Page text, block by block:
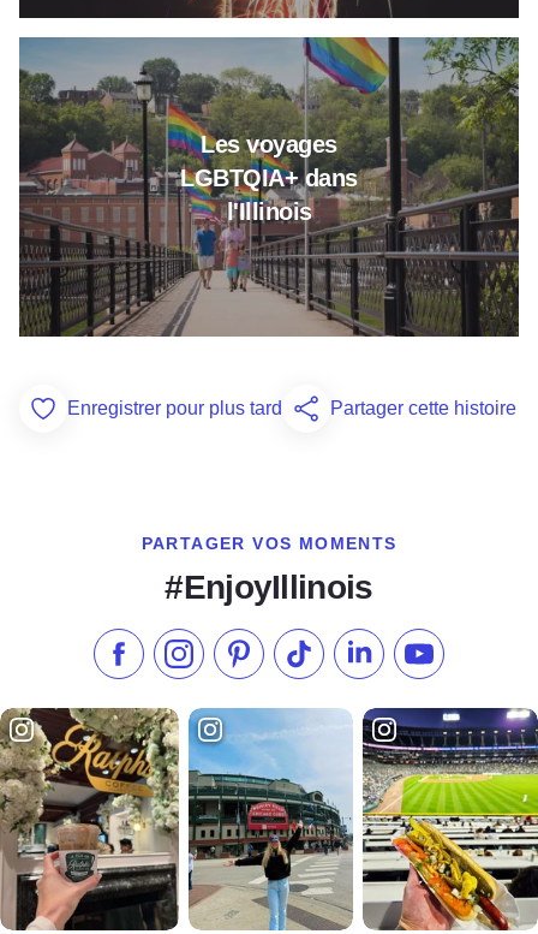
Les voyages
LGBTQIA+ dans
l'Illinois
En savoir plus sur Les
Add to Favorites
Enregistrer pour plus tard Partager cette histoire
PARTAGER VOS MOMENTS
#EnjoyIllinois
Aimez-nous sur Facebook
Suivez-nous sur Instagram
Consultez notre Pinterest
Suivez-nous sur TikTok
Suivez-nous sur
S'abonner à